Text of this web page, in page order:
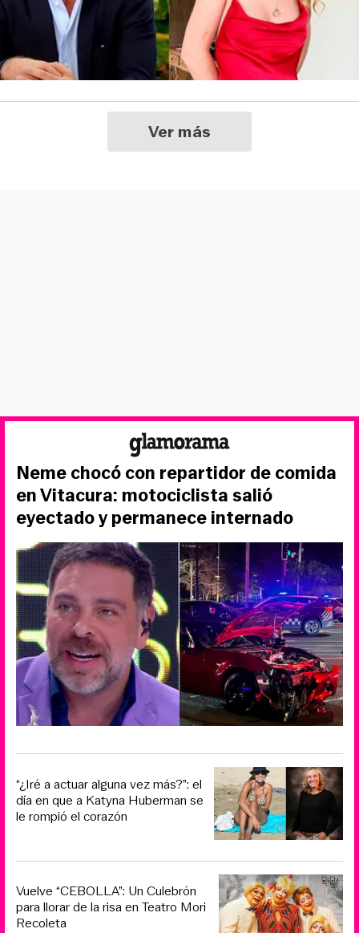
Ver más
Neme chocó con repartidor de comida
en Vitacura: motociclista salió
eyectado y permanece internado
“¿Iré a actuar alguna vez más?”: el
día en que a Katyna Huberman se
le rompió el corazón
Vuelve “CEBOLLA”: Un Culebrón
para llorar de la risa en Teatro Mori
Recoleta